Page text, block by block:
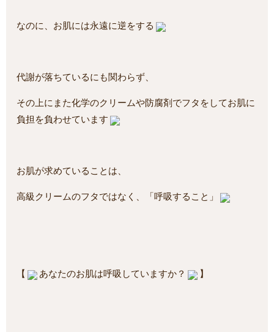
なのに、お肌には永遠に逆をする
代謝が落ちているにも関わらず、
その上にまた化学のクリームや防腐剤でフタをしてお肌に
負担を負わせています
お肌が求めていることは、
高級クリームのフタではなく、「呼吸すること」
【 あなたのお肌は呼吸していますか？ 】